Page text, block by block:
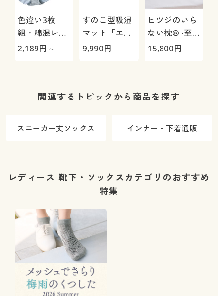
色違い3枚
組・綿混レー
シィショーツ
2,189円～
すのこ型吸湿
マット「エア
ージョブ®」
9,990円
ヒツジのいら
ない枕® -至
極-
15,800円
関連するトピックから商品を探す
スニーカー丈ソックス インナー・下着通販
レディース 靴下・ソックスカテゴリのおすすめ
特集